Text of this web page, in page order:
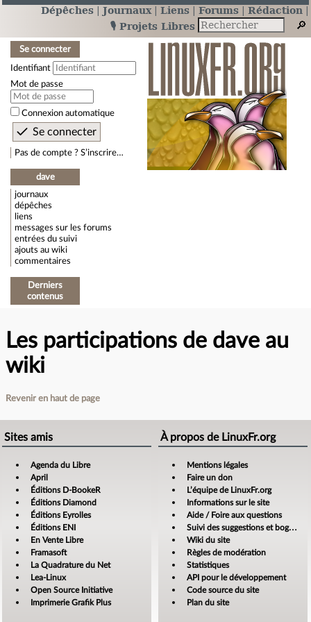
Dépêches Journaux Liens Forums
Rédaction
🎙️ Projets Libres
Se connecter
Identifiant
Mot de passe
Connexion automatique
Pas de compte ? S’inscrire…
dave
journaux
dépêches
liens
messages sur les forums
entrées du suivi
ajouts au wiki
commentaires
Derniers
contenus
Les participations de dave au
wiki
Revenir en haut de page
Sites amis
Agenda du Libre
April
Éditions D-BookeR
Éditions Diamond
Éditions Eyrolles
Éditions ENI
En Vente Libre
Framasoft
La Quadrature du Net
Lea-Linux
Open Source Initiative
Imprimerie Grafik Plus
À propos de LinuxFr.org
Mentions légales
Faire un don
L’équipe de LinuxFr.org
Informations sur le site
Aide / Foire aux questions
Suivi des suggestions et bogues
Wiki du site
Règles de modération
Statistiques
API pour le développement
Code source du site
Plan du site